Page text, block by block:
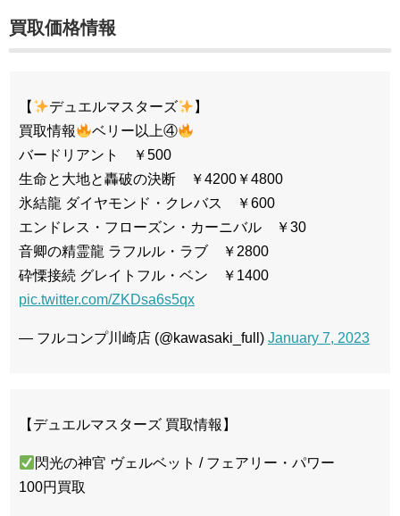
買取価格情報
【 デュエルマスターズ
】
買取情報
ベリー以上④
バードリアント ￥500
生命と大地と轟破の決断 ￥4200￥4800
氷結龍 ダイヤモンド・クレバス ￥600
エンドレス・フローズン・カーニバル ￥30
音卿の精霊龍 ラフルル・ラブ ￥2800
砕慄接続 グレイトフル・ベン ￥1400
pic.twitter.com/ZKDsa6s5qx
— フルコンプ川崎店 (@kawasaki_full) January 7, 2023
【デュエルマスターズ 買取情報】
閃光の神官 ヴェルベット / フェアリー・パワー
100円買取